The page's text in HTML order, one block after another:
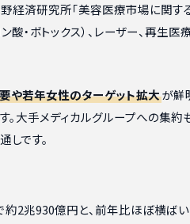
経済研究所「美容医療市場に関する
酸・ボトックス）、レーザー、再生
や若年女性のターゲット拡大が鮮
大手メディカルグループへの集約
です。
2兆930億円と、前年比ほぼ横ばい